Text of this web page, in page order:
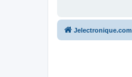
Jelectronique.com